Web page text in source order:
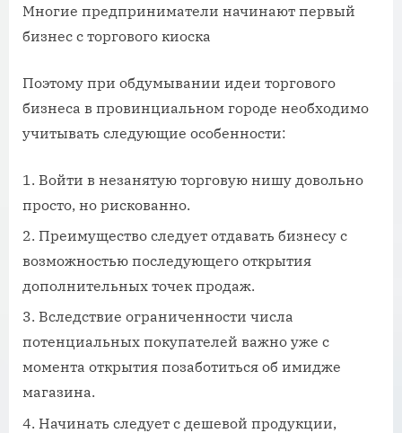
Многие предприниматели начинают первый
бизнес с торгового киоска
Поэтому при обдумывании идеи торгового
бизнеса в провинциальном городе необходимо
учитывать следующие особенности:
Войти в незанятую торговую нишу довольно
просто, но рискованно.
Преимущество следует отдавать бизнесу с
возможностью последующего открытия
дополнительных точек продаж.
Вследствие ограниченности числа
потенциальных покупателей важно уже с
момента открытия позаботиться об имидже
магазина.
Начинать следует с дешевой продукции,